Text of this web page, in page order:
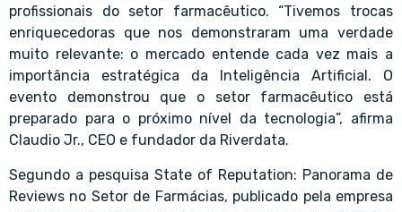
profissionais do setor farmacêutico. “Tivemos trocas
enriquecedoras que nos demonstraram uma verdade
muito relevante: o mercado entende cada vez mais a
importância estratégica da Inteligência Artificial. O
evento demonstrou que o setor farmacêutico está
preparado para o próximo nível da tecnologia”, afirma
Claudio Jr., CEO e fundador da Riverdata.
Segundo a pesquisa State of Reputation: Panorama de
Reviews no Setor de Farmácias, publicado pela empresa